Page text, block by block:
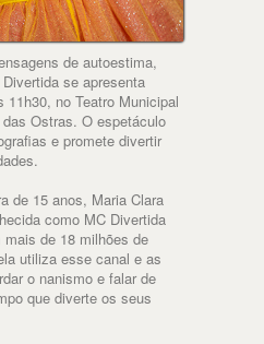
de autoestima,
se apresenta
11h30, no Teatro Municipal
Ostras. O espetáculo
e promete divertir
de 15 anos, Maria Clara
como MC Divertida
de 18 milhões de
utiliza esse canal e as
o nanismo e falar de
que diverte os seus